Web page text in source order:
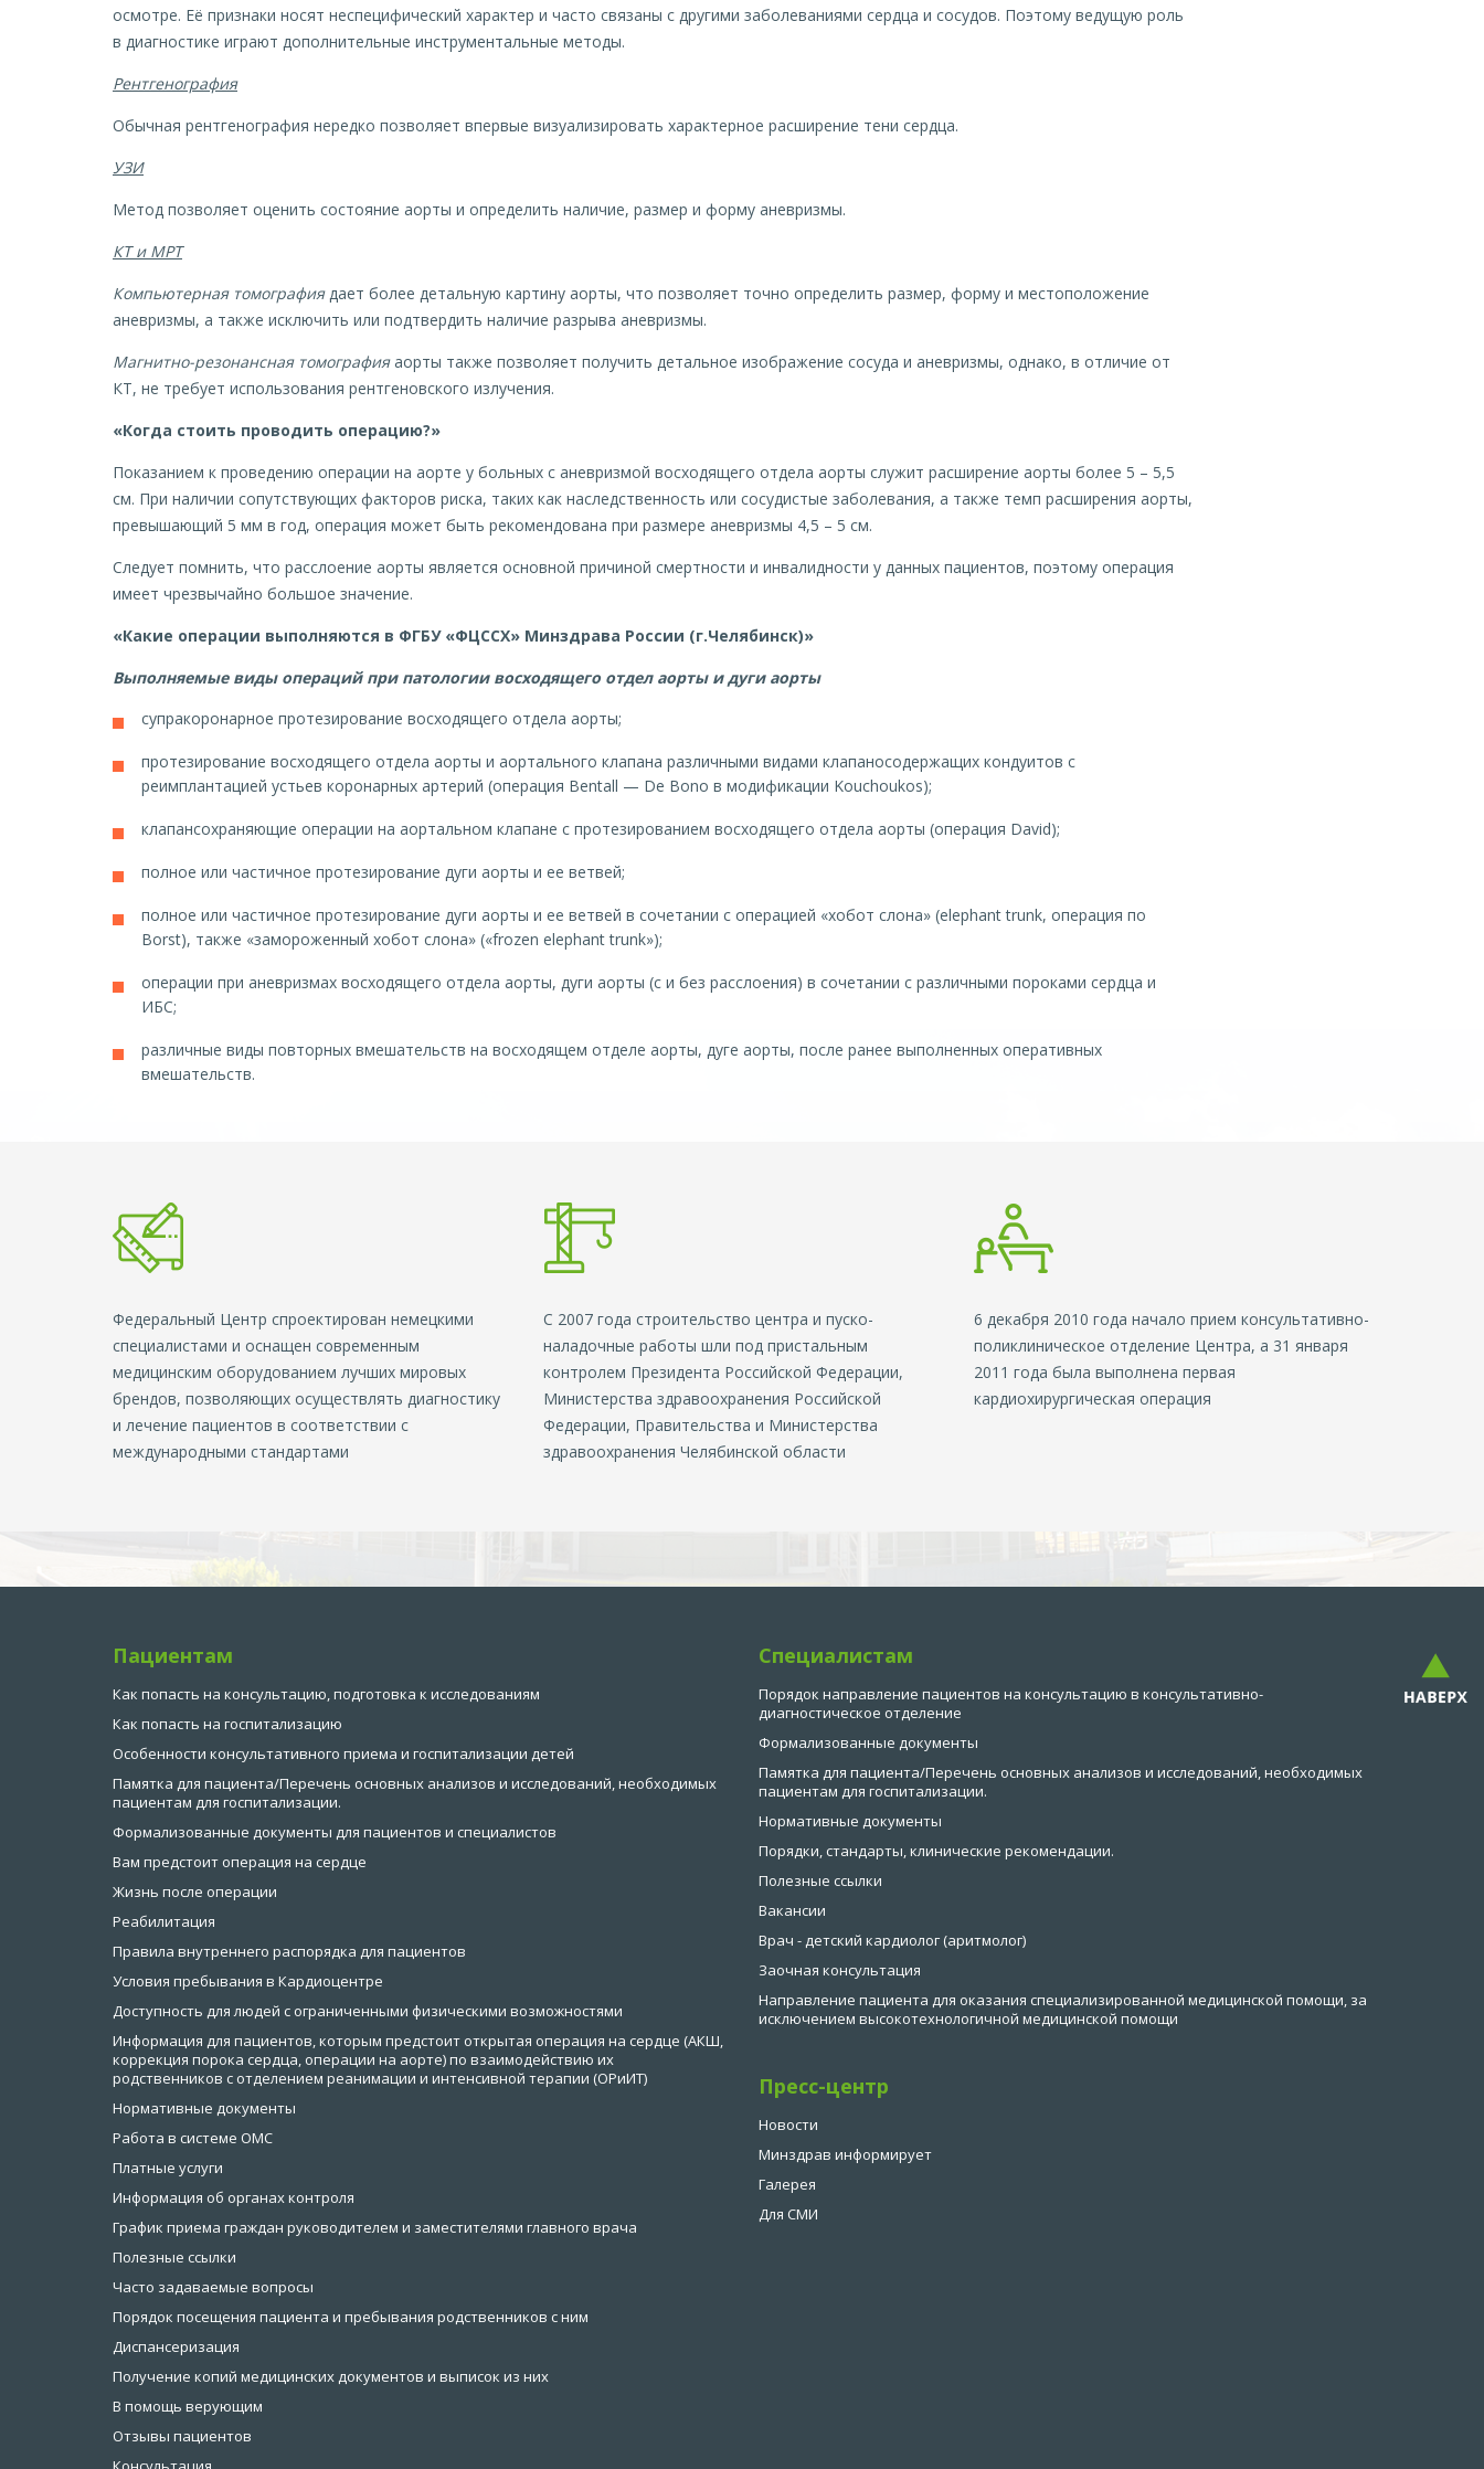
осмотре. Её признаки носят неспецифический характер и часто связаны с другими заболеваниями сердца и сосудов. Поэтому ведущую роль
в диагностике играют дополнительные инструментальные методы.
Рентгенография
Обычная рентгенография нередко позволяет впервые визуализировать характерное расширение тени сердца.
УЗИ
Метод позволяет оценить состояние аорты и определить наличие, размер и форму аневризмы.
КТ и МРТ
Компьютерная томографиядает более детальную картину аорты, что позволяет точно определить размер, форму и местоположение
аневризмы, а также исключить или подтвердить наличие разрыва аневризмы.
Магнитно-резонансная томографияаорты также позволяет получить детальное изображение сосуда и аневризмы, однако, в отличие от
КТ, не требует использования рентгеновского излучения.
«Когда стоить проводить операцию?»
Показанием к проведению операции на аорте у больных с аневризмой восходящего отдела аорты служит расширение аорты более 5 – 5,5
см. При наличии сопутствующих факторов риска, таких как наследственность или сосудистые заболевания, а также темп расширения аорты,
превышающий 5 мм в год, операция может быть рекомендована при размере аневризмы 4,5 – 5 см.
Следует помнить, что расслоение аорты является основной причиной смертности и инвалидности у данных пациентов, поэтому операция
имеет чрезвычайно большое значение.
«Какие операции выполняются в ФГБУ «ФЦССХ» Минздрава России (г.Челябинск)»
Выполняемые виды операций при патологии восходящего отдел аорты и дуги аорты
супракоронарное протезирование восходящего отдела аорты;
протезирование восходящего отдела аорты и аортального клапана различными видами клапаносодержащих кондуитов с
реимплантацией устьев коронарных артерий (операция Bentall — De Bono в модификации Kouchoukos);
клапансохраняющие операции на аортальном клапане с протезированием восходящего отдела аорты (операция David);
полное или частичное протезирование дуги аорты и ее ветвей;
полное или частичное протезирование дуги аорты и ее ветвей в сочетании с операцией «хобот слона» (elephant trunk, операция по
Borst), также «замороженный хобот слона» («frozen elephant trunk»);
операции при аневризмах восходящего отдела аорты, дуги аорты (с и без расслоения) в сочетании с различными пороками сердца и
ИБС;
различные виды повторных вмешательств на восходящем отделе аорты, дуге аорты, после ранее выполненных оперативных
вмешательств.
Федеральный Центр спроектирован немецкими
специалистами и оснащен современным
медицинским оборудованием лучших мировых
брендов, позволяющих осуществлять диагностику
и лечение пациентов в соответствии с
международными стандартами
С 2007 года строительство центра и пуско-
наладочные работы шли под пристальным
контролем Президента Российской Федерации,
Министерства здравоохранения Российской
Федерации, Правительства и Министерства
здравоохранения Челябинской области
6 декабря 2010 года начало прием консультативно-
поликлиническое отделение Центра, а 31 января
2011 года была выполнена первая
кардиохирургическая операция
Пациентам
Как попасть на консультацию, подготовка к исследованиям
Как попасть на госпитализацию
Особенности консультативного приема и госпитализации детей
Памятка для пациента/Перечень основных анализов и исследований, необходимых
пациентам для госпитализации.
Формализованные документы для пациентов и специалистов
Вам предстоит операция на сердце
Жизнь после операции
Реабилитация
Правила внутреннего распорядка для пациентов
Условия пребывания в Кардиоцентре
Доступность для людей с ограниченными физическими возможностями
Информация для пациентов, которым предстоит открытая операция на сердце (АКШ,
коррекция порока сердца, операции на аорте) по взаимодействию их
родственников с отделением реанимации и интенсивной терапии (ОРиИТ)
Нормативные документы
Работа в системе ОМС
Платные услуги
Информация об органах контроля
График приема граждан руководителем и заместителями главного врача
Полезные ссылки
Часто задаваемые вопросы
Порядок посещения пациента и пребывания родственников с ним
Диспансеризация
Получение копий медицинских документов и выписок из них
В помощь верующим
Отзывы пациентов
Специалистам
Порядок направление пациентов на консультацию в консультативно-
диагностическое отделение
Формализованные документы
Памятка для пациента/Перечень основных анализов и исследований, необходимых
пациентам для госпитализации.
Нормативные документы
Порядки, стандарты, клинические рекомендации.
Полезные ссылки
Вакансии
Врач - детский кардиолог (аритмолог)
Заочная консультация
Направление пациента для оказания специализированной медицинской помощи, за
исключением высокотехнологичной медицинской помощи
Пресс-центр
Новости
Минздрав информирует
Галерея
Для СМИ